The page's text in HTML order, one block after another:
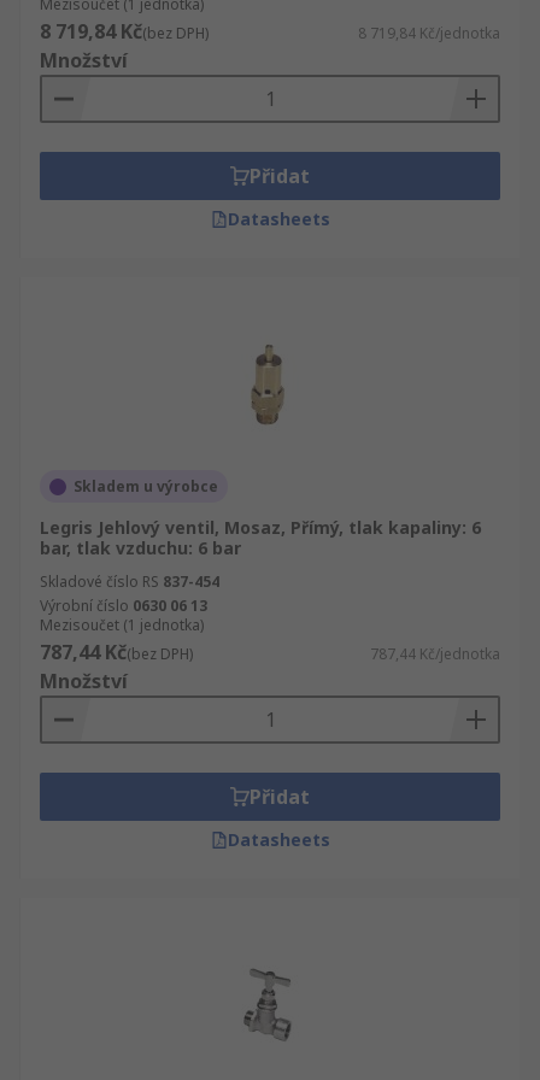
Mezisoučet (1 jednotka)
8 719,84 Kč(bez DPH) 8 719,84 Kč/jednotka
Množství
Přidat
Datasheets
Skladem u výrobce
Legris Jehlový ventil, Mosaz, Přímý, tlak kapaliny: 6
bar, tlak vzduchu: 6 bar
Skladové číslo RS 837-454
Výrobní číslo 0630 06 13
Mezisoučet (1 jednotka)
787,44 Kč(bez DPH) 787,44 Kč/jednotka
Množství
Přidat
Datasheets